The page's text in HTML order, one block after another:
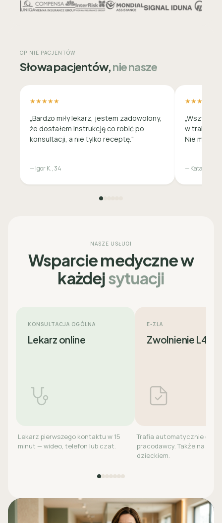
OPINIE PACJENTÓW
Słowa pacjentów,nie nasze
★★★★★
„Bardzo miły lekarz, jestem zadowolony,
że dostałem instrukcję co robić po
konsultacji, a nie tylko receptę."
— Igor K., 34
★★★★★
w trakcie
Nie
— Katarzyna
NASZE USŁUGI
Wsparcie medyczne w
każdejsytuacji
KONSULTACJA OGÓLNA
Lekarz online
Lekarz pierwszego kontaktu w 15
minut — wideo, telefon lub czat.
E-ZLA
Zwolnienie L4
Trafia automatycznie do
pracodawcy. Także na
dzieckiem.